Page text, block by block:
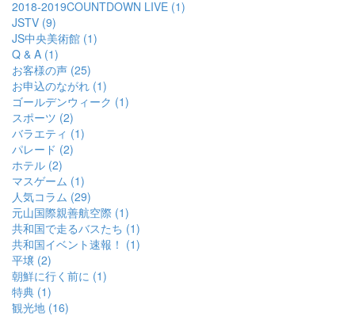
2018-2019COUNTDOWN LIVE (1)
JSTV (9)
JS中央美術館 (1)
Q & A (1)
お客様の声 (25)
お申込のながれ (1)
ゴールデンウィーク (1)
スポーツ (2)
バラエティ (1)
パレード (2)
ホテル (2)
マスゲーム (1)
人気コラム (29)
元山国際親善航空際 (1)
共和国で走るバスたち (1)
共和国イベント速報！ (1)
平壌 (2)
朝鮮に行く前に (1)
特典 (1)
観光地 (16)